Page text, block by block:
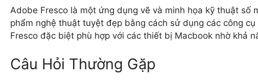
Adobe Fresco là một ứng dụng vẽ và minh họa kỹ thuật số
phẩm nghệ thuật tuyệt đẹp bằng cách sử dụng các công
Fresco đặc biệt phù hợp với các thiết bị Macbook nhờ khả
Câu Hỏi Thường Gặp